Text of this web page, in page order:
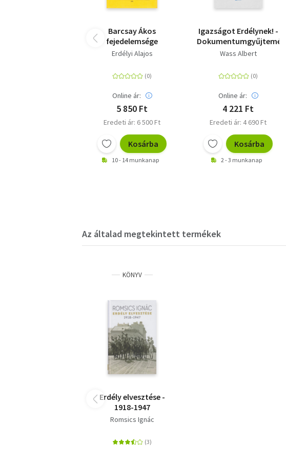
Barcsay Ákos
fejedelemsége
Erdélyi Alajos
Online ár:
5 850 Ft
Eredeti ár: 6 500 Ft
Kosárba
10 - 14 munkanap
Igazságot Erdélynek! -
Dokumentumgyűjtemény
Wass Albert
Online ár:
4 221 Ft
Eredeti ár: 4 690 Ft
Kosárba
2 - 3 munkanap
Az általad megtekintett termékek
KÖNYV
Erdély elvesztése -
1918-1947
Romsics Ignác